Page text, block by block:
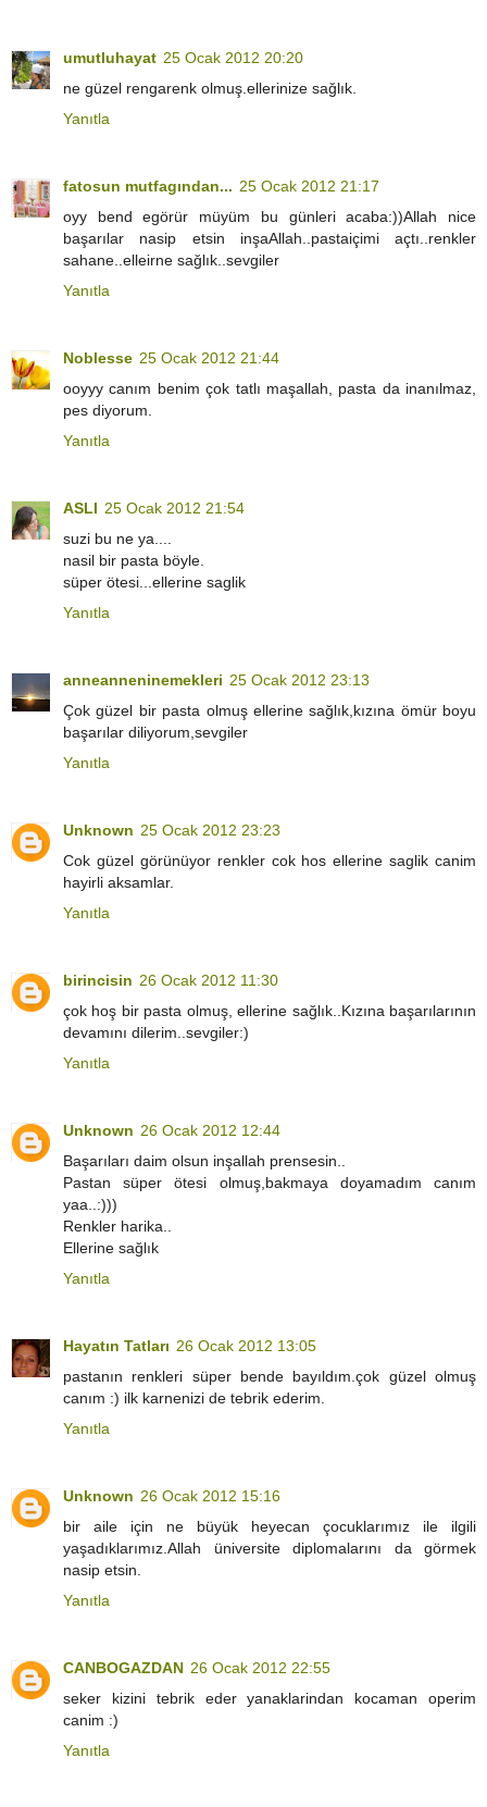
umutluhayat 25 Ocak 2012 20:20
ne güzel rengarenk olmuş.ellerinize sağlık.
Yanıtla
fatosun mutfagından... 25 Ocak 2012 21:17
oyy bend egörür müyüm bu günleri acaba:))Allah nice
başarılar nasip etsin inşaAllah..pastaiçimi açtı..renkler
sahane..elleirne sağlık..sevgiler
Yanıtla
Noblesse 25 Ocak 2012 21:44
ooyyy canım benim çok tatlı maşallah, pasta da inanılmaz,
pes diyorum.
Yanıtla
ASLI 25 Ocak 2012 21:54
suzi bu ne ya....
nasil bir pasta böyle.
süper ötesi...ellerine saglik
Yanıtla
anneanneninemekleri 25 Ocak 2012 23:13
Çok güzel bir pasta olmuş ellerine sağlık,kızına ömür boyu
başarılar diliyorum,sevgiler
Yanıtla
Unknown 25 Ocak 2012 23:23
Cok güzel görünüyor renkler cok hos ellerine saglik canim
hayirli aksamlar.
Yanıtla
birincisin 26 Ocak 2012 11:30
çok hoş bir pasta olmuş, ellerine sağlık..Kızına başarılarının
devamını dilerim..sevgiler:)
Yanıtla
Unknown 26 Ocak 2012 12:44
Başarıları daim olsun inşallah prensesin..
Pastan süper ötesi olmuş,bakmaya doyamadım canım
yaa..:)))
Renkler harika..
Ellerine sağlık
Yanıtla
Hayatın Tatları 26 Ocak 2012 13:05
pastanın renkleri süper bende bayıldım.çok güzel olmuş
canım :) ilk karnenizi de tebrik ederim.
Yanıtla
Unknown 26 Ocak 2012 15:16
bir aile için ne büyük heyecan çocuklarımız ile ilgili
yaşadıklarımız.Allah üniversite diplomalarını da görmek
nasip etsin.
Yanıtla
CANBOGAZDAN 26 Ocak 2012 22:55
seker kizini tebrik eder yanaklarindan kocaman operim
canim :)
Yanıtla